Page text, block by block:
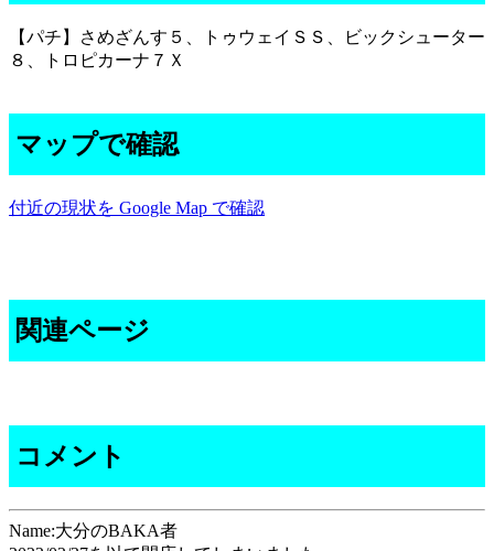
【パチ】さめざんす５、トゥウェイＳＳ、ビックシューター
８、トロピカーナ７Ｘ
マップで確認
付近の現状を Google Map で確認
関連ページ
コメント
Name:大分のBAKA者